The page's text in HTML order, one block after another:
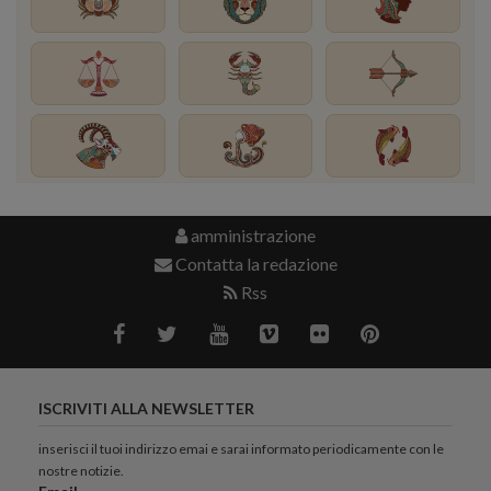
amministrazione
Contatta la redazione
Rss
ISCRIVITI ALLA NEWSLETTER
inserisci il tuoi indirizzo emai e sarai informato periodicamente con le
nostre notizie.